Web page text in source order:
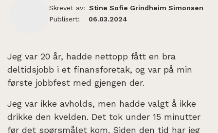
Skrevet av: Stine Sofie Grindheim Simonsen
Publisert:
06.03.2024
Jeg var 20 år, hadde nettopp fått en bra
deltidsjobb i et finansforetak, og var på min
første jobbfest med gjengen der.
Jeg var ikke avholds, men hadde valgt å ikke
drikke den kvelden. Det tok under 15 minutter
før det spørsmålet kom. Siden den tid har jeg